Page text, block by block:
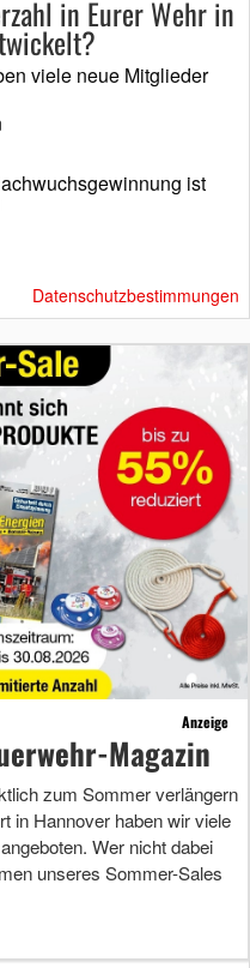
in Eurer Wehr in
viele neue Mitglieder
ist
Datenschutzbestimmungen
Anzeige
Magazin
zum Sommer verlängern
in Hannover haben wir viele
Wer nicht dabei
unseres Sommer-Sales